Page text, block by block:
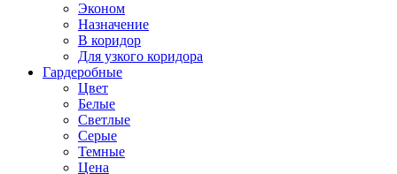
Эконом
Назначение
В коридор
Для узкого коридора
Гардеробные
Цвет
Белые
Светлые
Серые
Темные
Цена